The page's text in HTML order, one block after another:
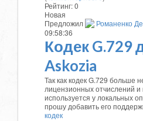
Рейтинг:0
Новая
Предложил
Романенко
09:58:36
Кодек G.729
Askozia
Так как кодек G.729 больше
лицензионных отчислений и
используется у локальных
прошу добавить его
кодек